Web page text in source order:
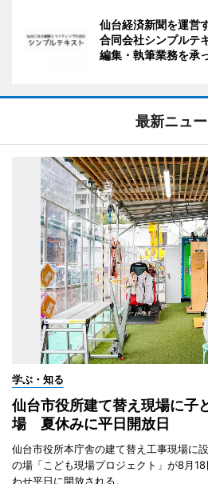
仙台経済新聞を運営
合同会社シンプルテ
編集・執筆業務を承
最新ニュ
学ぶ・知る
仙台市役所建て替え現場に子
場 夏休みに平日開放日
仙台市役所本庁舎の建て替え工事現場に
の場「こども現場プロジェクト」が8月
わせ平日に開放される。